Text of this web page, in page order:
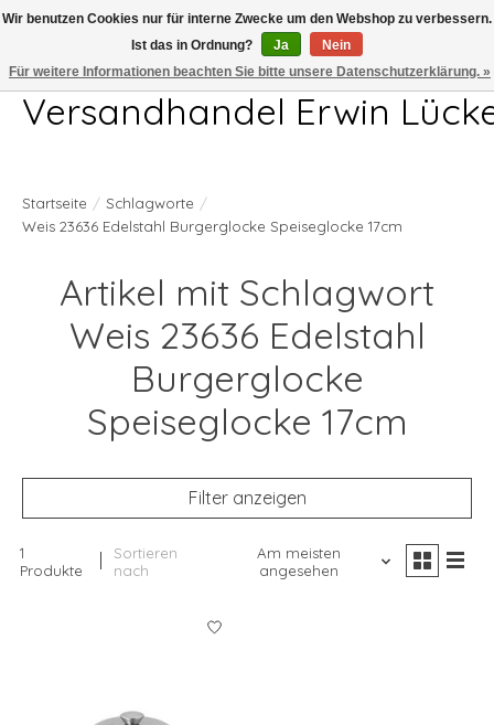
Telefon 04407 715872 MO-DO 7.00-17.00Uhr FR 7.00-13.00Uhr
Versandhandel Erwin
Startseite / Schlagworte /
Weis 23636 Edelstahl Burgerglocke Speiseglocke 17cm
Artikel mit Schlagwort
Weis 23636 Edelstahl
Burgerglocke
Speiseglocke 17cm
Filter anzeigen
1
Produkte
Sortieren
nach
Am meisten
angesehen
Wir benutzen Cookies nur für interne Zwecke um den Webshop zu verbessern.
Ist das in Ordnung?
Ja
Nein
Für weitere Informationen beachten Sie bitte unsere Datenschutzerklärung. »